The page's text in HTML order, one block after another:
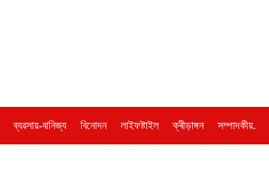
ব্যৱসায়-বানিজ্য বিনোদন লাইফষ্টাইল ক্ৰীড়াঙ্গন সম্পাদকীয়.